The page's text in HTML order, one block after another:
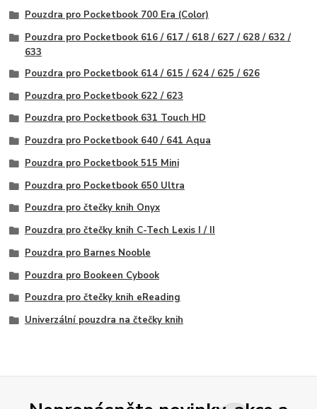
Pouzdra pro Pocketbook 700 Era (Color)
Pouzdra pro Pocketbook 616 / 617 / 618 / 627 / 628 / 632 /
633
Pouzdra pro Pocketbook 614 / 615 / 624 / 625 / 626
Pouzdra pro Pocketbook 622 / 623
Pouzdra pro Pocketbook 631 Touch HD
Pouzdra pro Pocketbook 640 / 641 Aqua
Pouzdra pro Pocketbook 515 Mini
Pouzdra pro Pocketbook 650 Ultra
Pouzdra pro čtečky knih Onyx
Pouzdra pro čtečky knih C-Tech Lexis I / II
Pouzdra pro Barnes Nooble
Pouzdra pro Bookeen Cybook
Pouzdra pro čtečky knih eReading
Univerzální pouzdra na čtečky knih